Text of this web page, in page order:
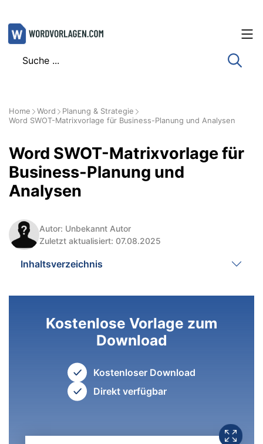
Zum
Inhalt
Home Word
Planung & Strategie
Word SWOT-Matrixvorlage für Business-Planung und Analysen
Word SWOT-Matrixvorlage für
Business-Planung und
Analysen
Autor: Unbekannt Autor
Zuletzt aktualisiert: 07.08.2025
Inhaltsverzeichnis
Kostenlose Vorlage zum
Download
Kostenloser Download
Direkt verfügbar